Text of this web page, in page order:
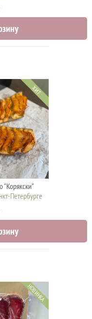
ХИТ
"Корякски"
Петербурге
НОВИНКА